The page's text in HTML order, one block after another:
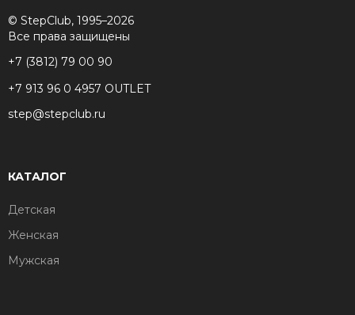
© StepClub, 1995–2026
Все права защищены
+7 (3812) 79 00 90
+7 913 96 0 4957 OUTLET
step@stepclub.ru
КАТАЛОГ
Детская
Женская
Мужская